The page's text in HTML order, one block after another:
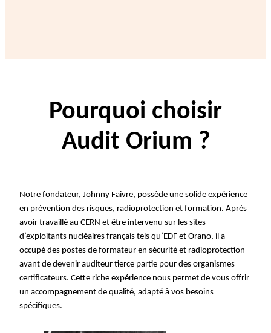
Pourquoi choisir
Audit Orium ?
Notre fondateur, Johnny Faivre, possède une solide expérience
en prévention des risques, radioprotection et formation. Après
avoir travaillé au CERN et être intervenu sur les sites
d’exploitants nucléaires français tels qu’EDF et Orano, il a
occupé des postes de formateur en sécurité et radioprotection
avant de devenir auditeur tierce partie pour des organismes
certificateurs. Cette riche expérience nous permet de vous offrir
un accompagnement de qualité, adapté à vos besoins
spécifiques.